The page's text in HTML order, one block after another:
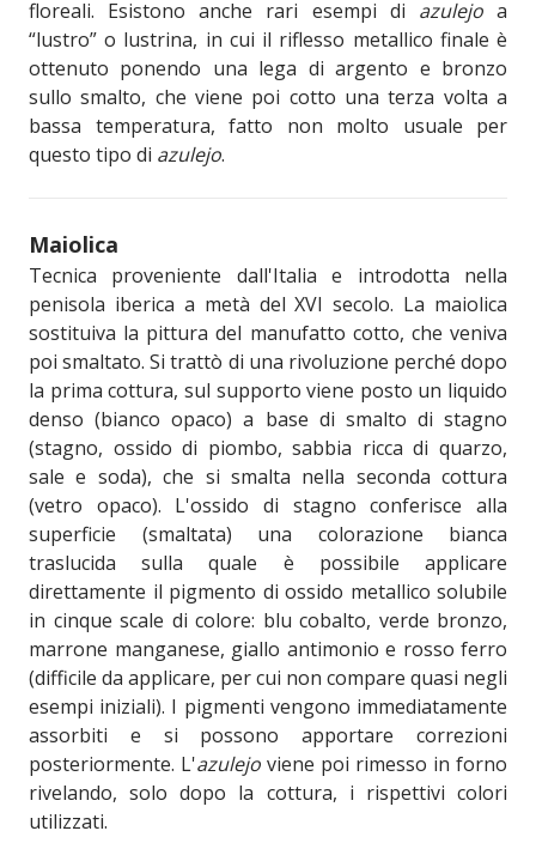
floreali. Esistono anche rari esempi di azulejoa
“lustro” o lustrina, in cui il riflesso metallico finale è
ottenuto ponendo una lega di argento e bronzo
sullo smalto, che viene poi cotto una terza volta a
bassa temperatura, fatto non molto usuale per
questo tipo di azulejo.
Maiolica
Tecnica proveniente dall'Italia e introdotta nella
penisola iberica a metà del XVI secolo. La maiolica
sostituiva la pittura del manufatto cotto, che veniva
poi smaltato. Si trattò di una rivoluzione perché dopo
la prima cottura, sul supporto viene posto un liquido
denso (bianco opaco) a base di smalto di stagno
(stagno, ossido di piombo, sabbia ricca di quarzo,
sale e soda), che si smalta nella seconda cottura
(vetro opaco). L'ossido di stagno conferisce alla
superficie (smaltata) una colorazione bianca
traslucida sulla quale è possibile applicare
direttamente il pigmento di ossido metallico solubile
in cinque scale di colore: blu cobalto, verde bronzo,
marrone manganese, giallo antimonio e rosso ferro
(difficile da applicare, per cui non compare quasi negli
esempi iniziali). I pigmenti vengono immediatamente
assorbiti e si possono apportare correzioni
posteriormente. L'azulejo viene poi rimesso in forno
rivelando, solo dopo la cottura, i rispettivi colori
utilizzati.